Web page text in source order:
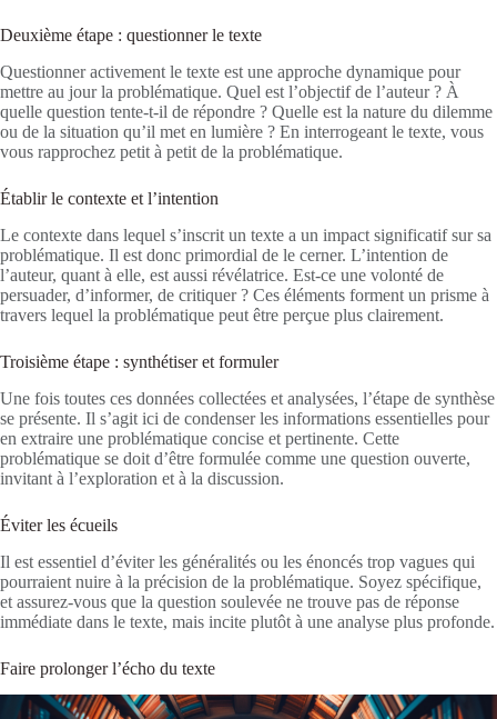
Deuxième étape : questionner le texte
Questionner activement le texte est une approche dynamique pour
mettre au jour la problématique. Quel est l’objectif de l’auteur ? À
quelle question tente-t-il de répondre ? Quelle est la nature du dilemme
ou de la situation qu’il met en lumière ? En interrogeant le texte, vous
vous rapprochez petit à petit de la problématique.
Établir le contexte et l’intention
Le contexte dans lequel s’inscrit un texte a un impact significatif sur sa
problématique. Il est donc primordial de le cerner. L’intention de
l’auteur, quant à elle, est aussi révélatrice. Est-ce une volonté de
persuader, d’informer, de critiquer ? Ces éléments forment un prisme à
travers lequel la problématique peut être perçue plus clairement.
Troisième étape : synthétiser et formuler
Une fois toutes ces données collectées et analysées, l’étape de synthèse
se présente. Il s’agit ici de condenser les informations essentielles pour
en extraire une problématique concise et pertinente. Cette
problématique se doit d’être formulée comme une question ouverte,
invitant à l’exploration et à la discussion.
Éviter les écueils
Il est essentiel d’éviter les généralités ou les énoncés trop vagues qui
pourraient nuire à la précision de la problématique. Soyez spécifique,
et assurez-vous que la question soulevée ne trouve pas de réponse
immédiate dans le texte, mais incite plutôt à une analyse plus profonde.
Faire prolonger l’écho du texte